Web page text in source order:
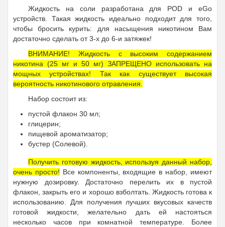
Жидкость на соли разработана для POD и eGo
устройств. Такая жидкость идеально подходит для того,
чтобы бросить курить: для насыщения никотином Вам
достаточно сделать от 3-х до 6-и затяжек!
ВНИМАНИЕ! Жидкость с высоким содержанием
никотина (25 мг и 50 мг) ЗАПРЕЩЕНО использовать на
мощных устройствах! Так как существует высокая
вероятность никотинового отравления.
Набор состоит из:
пустой флакон 30 мл;
глицерин;
пищевой ароматизатор;
бустер (Солевой).
Получить готовую жидкость, используя данный набор,
очень просто! Все компоненты, входящие в набор, имеют
нужную дозировку. Достаточно перелить их в пустой
флакон, закрыть его и хорошо взболтать. Жидкость готова к
использованию. Для получения лучших вкусовых качеств
готовой жидкости, желательно дать ей настояться
несколько часов при комнатной температуре. Более